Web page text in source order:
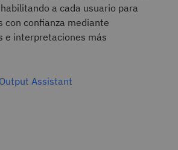
a cada usuario para
con confianza mediante
e interpretaciones más
Assistant